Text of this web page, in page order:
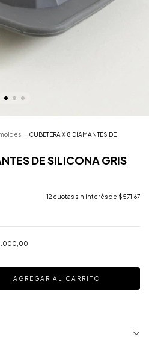
CUBETERA X 8 DIAMANTES DE
DE SILICONA GRIS
12 cuotas sin interés de $571,67